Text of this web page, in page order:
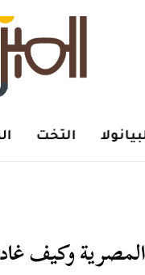
التخت
وكيف